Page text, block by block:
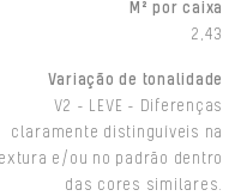
M² por caixa
2,43
Variação de tonalidade
V2 - LEVE - Diferenças
claramente distinguíveis na
e/ou no padrão dentro
das cores similares.